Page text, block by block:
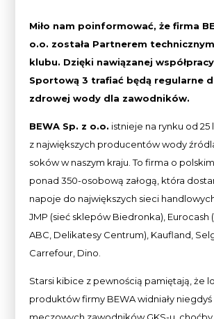
Miło nam poinformować, że firma
o.o. została Partnerem
klubu. Dzięki nawiązanej
Sportową 3 trafiać będą regularne
zdrowej wody dla zawodników.
BEWA Sp. z o.o. istnieje na rynku od 25
z największych producentów wody
soków w naszym kraju. To firma o
ponad 350-osobową załogą, która
napoje do największych sieci
JMP (sieć sklepów Biedronka), Eurocash
ABC, Delikatesy Centrum), Kaufland,
Carrefour, Dino.
Starsi kibice z pewnością pamiętają, że
produktów firmy BEWA widniały niegdyś